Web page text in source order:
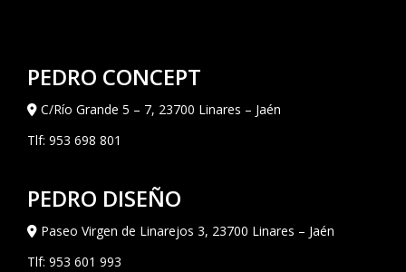
PEDRO CONCEPT
C/Río Grande 5 – 7, 23700 Linares – Jaén
Tlf: 953 698 801
PEDRO DISEÑO
Paseo Virgen de Linarejos 3, 23700 Linares – Jaén
Tlf: 953 601 993